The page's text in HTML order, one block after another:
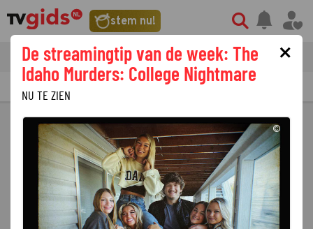
stem nu!
tvgids streaming nieuws
PRIMETIME GEMIST
×
De streamingtip van de week: The
Idaho Murders: College Nightmare
NU TE ZIEN
©